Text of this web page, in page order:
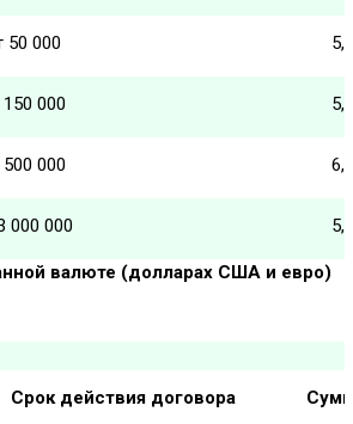
50 000
000
000
000 000
валюте (долларах США и евро)
Срок действия договора